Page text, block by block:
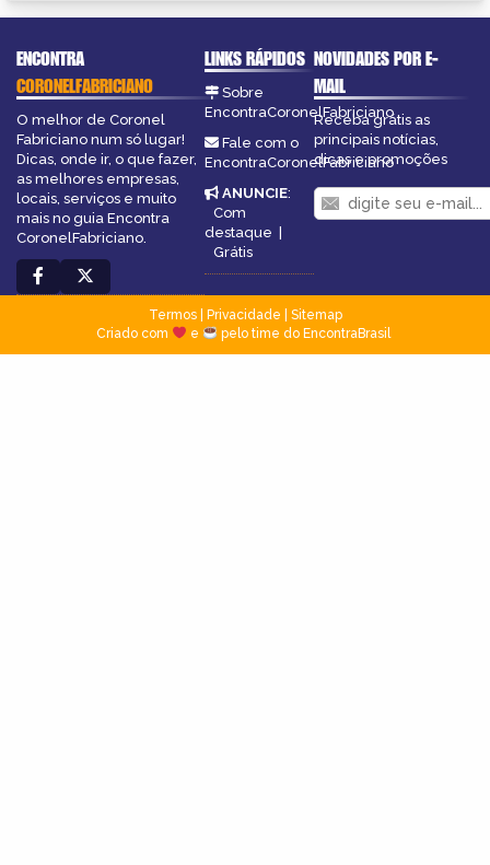
ENCONTRA
CORONELFABRICIANO
O melhor de Coronel
Fabriciano num só lugar!
Dicas, onde ir, o que fazer,
as melhores empresas,
locais, serviços e muito
mais no guia Encontra
CoronelFabriciano.
LINKS RÁPIDOS
Sobre
EncontraCoronelFabriciano
Fale com o
EncontraCoronelFabriciano
ANUNCIE:
Com
destaque
Grátis
NOVIDADES POR E-
MAIL
Receba grátis as
principais notícias,
dicas e promoções
Termos| Privacidade
Sitemap
Criado com
e pelo time do EncontraBrasil